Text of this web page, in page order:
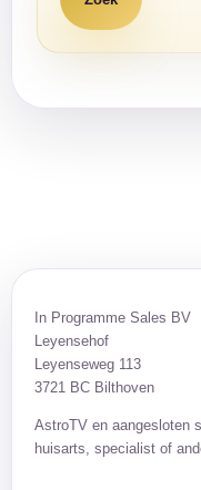
In Programme Sales BV
Leyensehof
Leyenseweg 113
3721 BC Bilthoven
AstroTV en aangesloten
huisarts, specialist of